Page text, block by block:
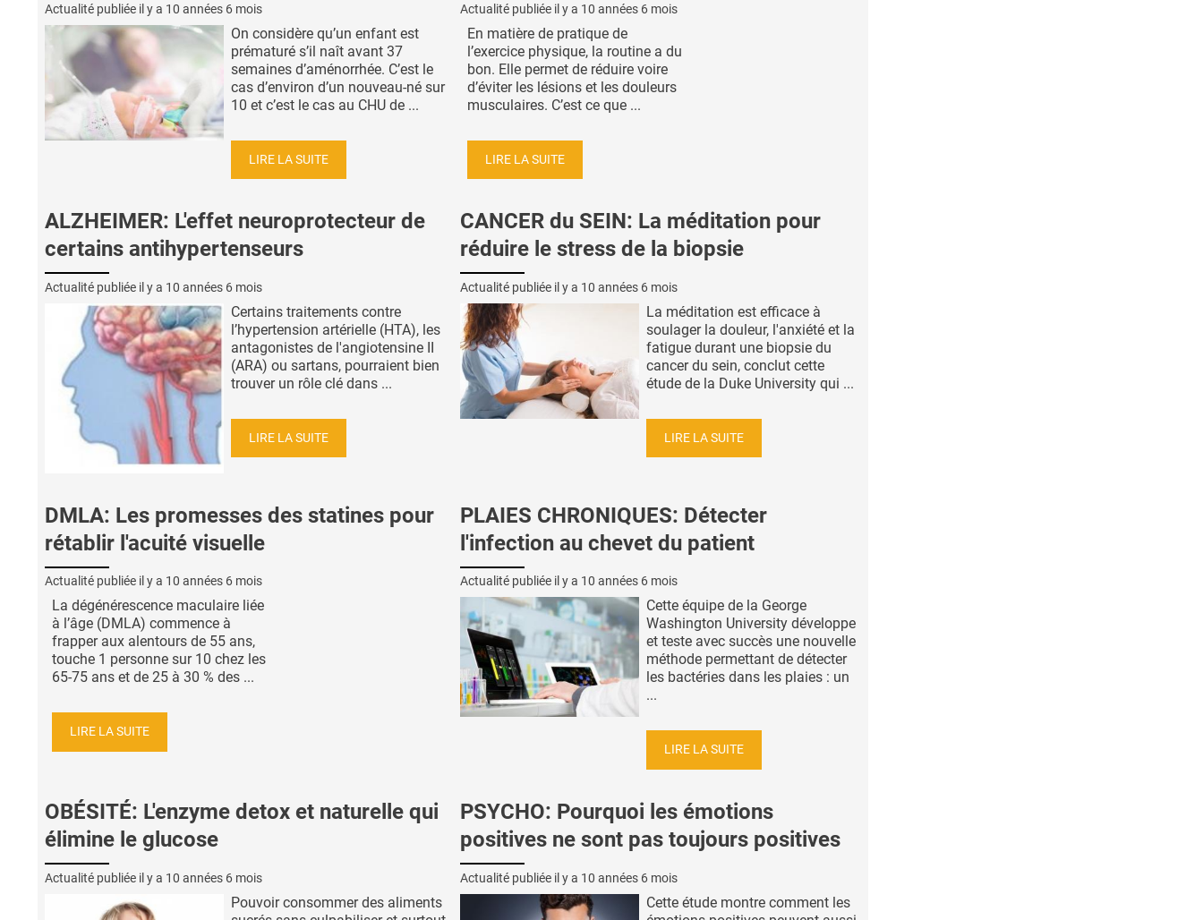
Actualité publiée il y a 10 années 6 mois
On considère qu’un enfant est
prématuré s’il naît avant 37
semaines d’aménorrhée. C’est le
cas d’environ d’un nouveau-né sur
10 et c’est le cas au CHU de ...
LIRE LA SUITE
Actualité publiée il y a 10 années 6 mois
En matière de pratique de
l’exercice physique, la routine a du
bon. Elle permet de réduire voire
d’éviter les lésions et les douleurs
musculaires. C’est ce que ...
LIRE LA SUITE
ALZHEIMER: L'effet neuroprotecteur de
certains antihypertenseurs
Actualité publiée il y a 10 années 6 mois
Certains traitements contre
l’hypertension artérielle (HTA), les
antagonistes de l'angiotensine II
(ARA) ou sartans, pourraient bien
trouver un rôle clé dans ...
LIRE LA SUITE
CANCER du SEIN: La méditation pour
réduire le stress de la biopsie
Actualité publiée il y a 10 années 6 mois
La méditation est efficace à
soulager la douleur, l'anxiété et la
fatigue durant une biopsie du
cancer du sein, conclut cette
étude de la Duke University qui ...
LIRE LA SUITE
DMLA: Les promesses des statines pour
rétablir l'acuité visuelle
Actualité publiée il y a 10 années 6 mois
La dégénérescence maculaire liée
à l’âge (DMLA) commence à
frapper aux alentours de 55 ans,
touche 1 personne sur 10 chez les
65-75 ans et de 25 à 30 % des ...
LIRE LA SUITE
PLAIES CHRONIQUES: Détecter
l'infection au chevet du patient
Actualité publiée il y a 10 années 6 mois
Cette équipe de la George
Washington University développe
et teste avec succès une nouvelle
méthode permettant de détecter
les bactéries dans les plaies : un
...
LIRE LA SUITE
OBÉSITÉ: L'enzyme detox et naturelle qui
élimine le glucose
Actualité publiée il y a 10 années 6 mois
Pouvoir consommer des aliments
PSYCHO: Pourquoi les émotions
positives ne sont pas toujours positives
Actualité publiée il y a 10 années 6 mois
Cette étude montre comment les